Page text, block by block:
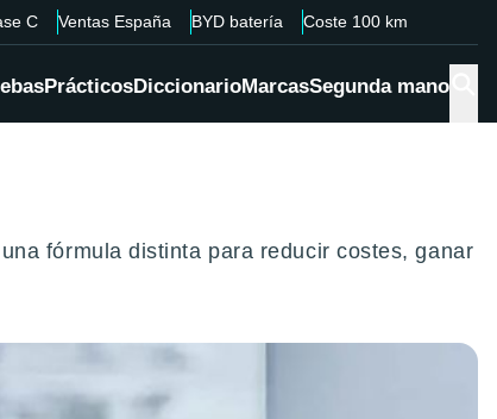
C Ventas España BYD batería Coste 100 km
PrácticosDiccionarioMarcasSegunda mano
fórmula distinta para reducir costes, ganar